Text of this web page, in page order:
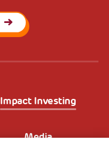
Impact Investing
Media